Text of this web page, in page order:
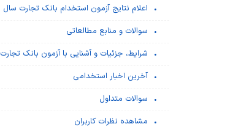
اعلام نتایج آزمون استخدام بانک تجارت سال ۱۴۰۳
سوالات و منابع مطالعاتی
شرایط، جزئیات و آشنایی با آزمون بانک تجارت
آخرین اخبار استخدامی
سوالات متداول
مشاهده نظرات کاربران